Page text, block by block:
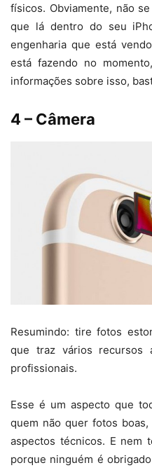
físicos. Obviamente, não
que lá dentro do seu
engenharia que está
está fazendo no
informações sobre isso,
4 – Câmera
Resumindo: tire fotos
que traz vários recursos
profissionais.
Esse é um aspecto que
quem não quer fotos
aspectos técnicos. E nem
porque ninguém é